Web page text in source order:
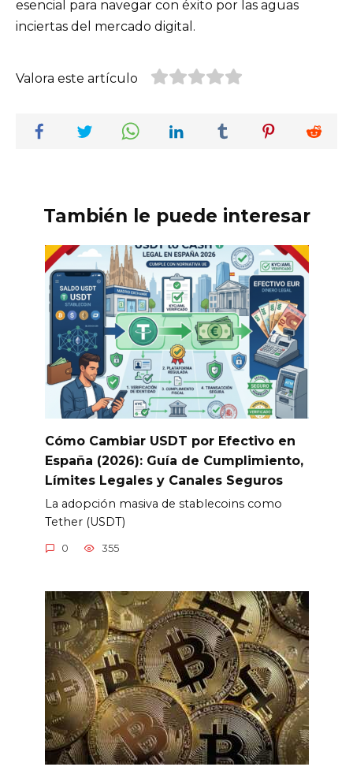
esencial para navegar con éxito por las aguas
inciertas del mercado digital.
Valora este artículo
También le puede interesar
Cómo Cambiar USDT por Efectivo en
España (2026): Guía de Cumplimiento,
Límites Legales y Canales Seguros
La adopción masiva de stablecoins como
Tether (USDT)
0 355